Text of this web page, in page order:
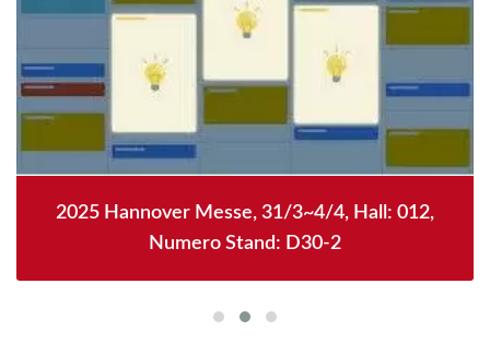
2025 Hannover Messe, 31/3~4/4, Hall: 012,
Numero Stand: D30-2